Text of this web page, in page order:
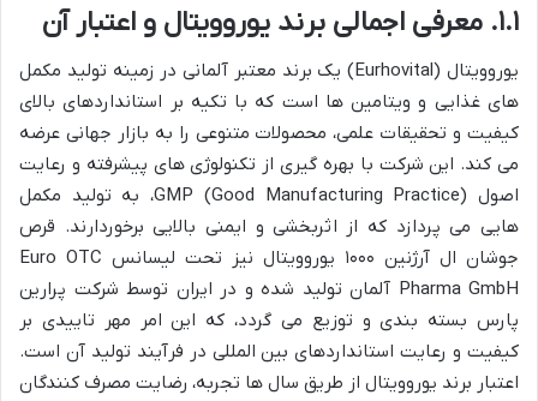
۱.۱. معرفی اجمالی برند یوروویتال و اعتبار آن
یوروویتال (Eurhovital) یک برند معتبر آلمانی در زمینه تولید مکمل
های غذایی و ویتامین ها است که با تکیه بر استانداردهای بالای
کیفیت و تحقیقات علمی، محصولات متنوعی را به بازار جهانی عرضه
می کند. این شرکت با بهره گیری از تکنولوژی های پیشرفته و رعایت
اصول GMP (Good Manufacturing Practice)، به تولید مکمل
هایی می پردازد که از اثربخشی و ایمنی بالایی برخوردارند. قرص
جوشان ال آرژنین ۱۰۰۰ یوروویتال نیز تحت لیسانس Euro OTC
Pharma GmbH آلمان تولید شده و در ایران توسط شرکت پرارین
پارس بسته بندی و توزیع می گردد، که این امر مهر تاییدی بر
کیفیت و رعایت استانداردهای بین المللی در فرآیند تولید آن است.
اعتبار برند یوروویتال از طریق سال ها تجربه، رضایت مصرف کنندگان